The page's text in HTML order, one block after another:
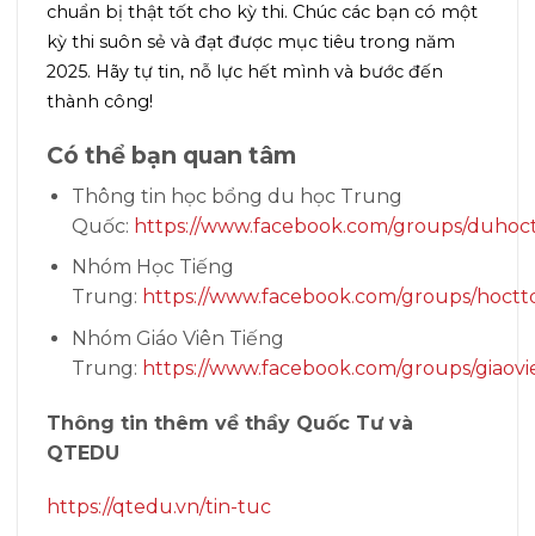
chuẩn bị thật tốt cho kỳ thi. Chúc các bạn có một
kỳ thi suôn sẻ và đạt được mục tiêu trong năm
2025. Hãy tự tin, nỗ lực hết mình và bước đến
thành công!
Có thể bạn quan tâm
Thông tin học bổng du học Trung
Quốc: https://www.facebook.com/groups/
Nhóm Học Tiếng
Trung: https://www.facebook.com/groups/
Nhóm Giáo Viên Tiếng
Trung: https://www.facebook.com/groups/
Thông tin thêm về thầy Quốc Tư và
QTEDU
https://qtedu.vn/tin-tuc